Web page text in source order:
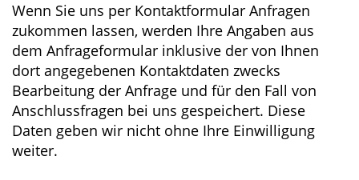
Wenn Sie uns per Kontaktformular Anfragen
zukommen lassen, werden Ihre Angaben aus
dem Anfrageformular inklusive der von Ihnen
dort angegebenen Kontaktdaten zwecks
Bearbeitung der Anfrage und für den Fall von
Anschlussfragen bei uns gespeichert. Diese
Daten geben wir nicht ohne Ihre Einwilligung
weiter.